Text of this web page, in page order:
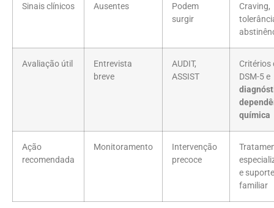
Sinais clínicos Ausentes
Podem
surgir
Craving,
Avaliação útil
Entrevista
breve
AUDIT,
ASSIST
Critérios
DSM-5 e
química
Ação
recomendada
Monitoramento
Intervenção
precoce
e suporte
familiar